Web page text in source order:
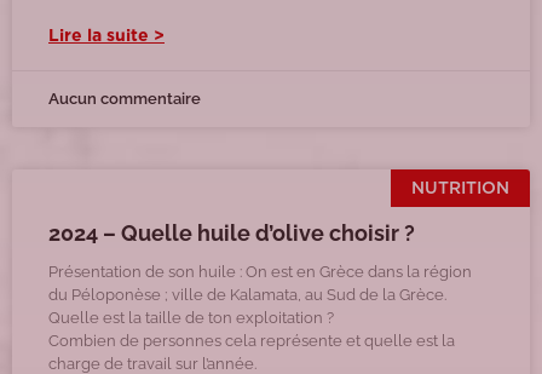
Lire la suite >
Aucun commentaire
NUTRITION
2024 – Quelle huile d’olive choisir ?
Présentation de son huile : On est en Grèce dans la région
du Péloponèse ; ville de Kalamata, au Sud de la Grèce.
Quelle est la taille de ton exploitation ?
Combien de personnes cela représente et quelle est la
charge de travail sur l’année.